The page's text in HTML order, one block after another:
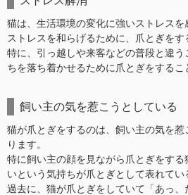
猫は、生活環境の変化に強いストレスを
ストレスを和らげるために、爪とぎをす
特に、引っ越しや来客などの普段と違
ちを落ち着かせるために爪とぎをするこ
飼い主の気を惹こうとしている
猫が爪とぎをするのは、飼い主の気を
ります。
特に飼い主の顔を見ながら爪とぎをする
いという気持ちが爪とぎとして表れてい
過去に、猫が爪とぎをしていて「あっ、